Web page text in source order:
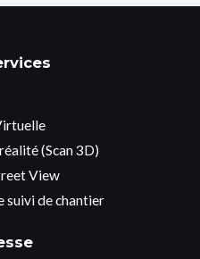
(Scan 3D)
View
suivi de chantier